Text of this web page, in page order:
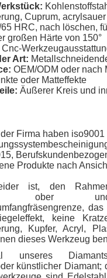
:
Cuprum, acrylsauer
HRC, nach löschen,
großen Härte von 150°
Cnc-
Art:
OEM/ODM oder nach
oder Matteffekte
Äußerer Kreis und
Firma haben iso9001
Produkte nach
ist, den
ober
keine
Kupfer, Acryl,
dieses Werkzeug
unseres
künstlicher Diamant;